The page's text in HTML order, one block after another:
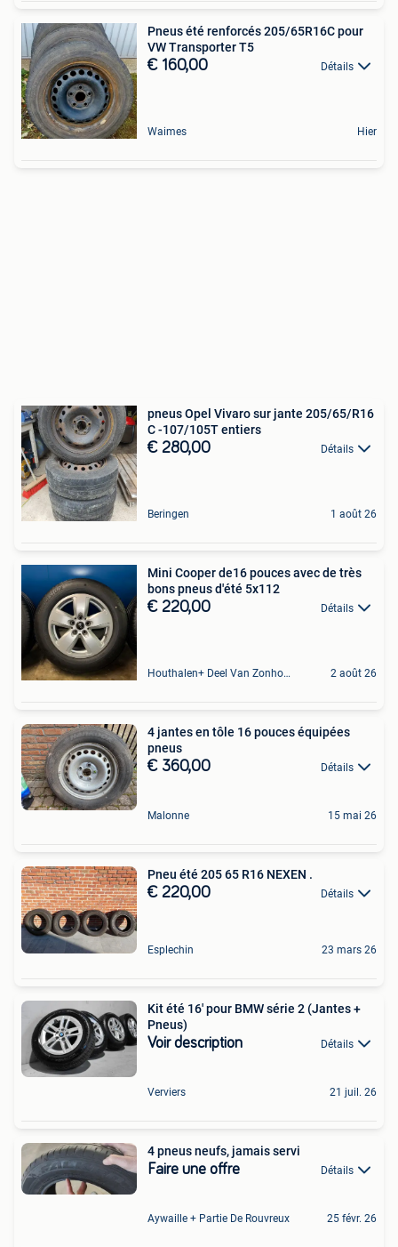
Pneus été renforcés 205/65R16C pour
VW Transporter T5
€ 160,00 Détails
Waimes Hier
pneus Opel Vivaro sur jante 205/65/R16
C -107/105T entiers
€ 280,00 Détails
Beringen 1 août 26
Mini Cooper de16 pouces avec de très
bons pneus d'été 5x112
€ 220,00 Détails
Houthalen+ Deel Van Zonhoven En Zolder 2 août 26
4 jantes en tôle 16 pouces équipées
pneus
€ 360,00 Détails
Malonne 15 mai 26
Pneu été 205 65 R16 NEXEN .
€ 220,00 Détails
Esplechin 23 mars 26
Kit été 16' pour BMW série 2 (Jantes +
Pneus)
Voir description Détails
Verviers 21 juil. 26
4 pneus neufs, jamais servi
Faire une offre Détails
Aywaille + Partie De Rouvreux 25 févr. 26